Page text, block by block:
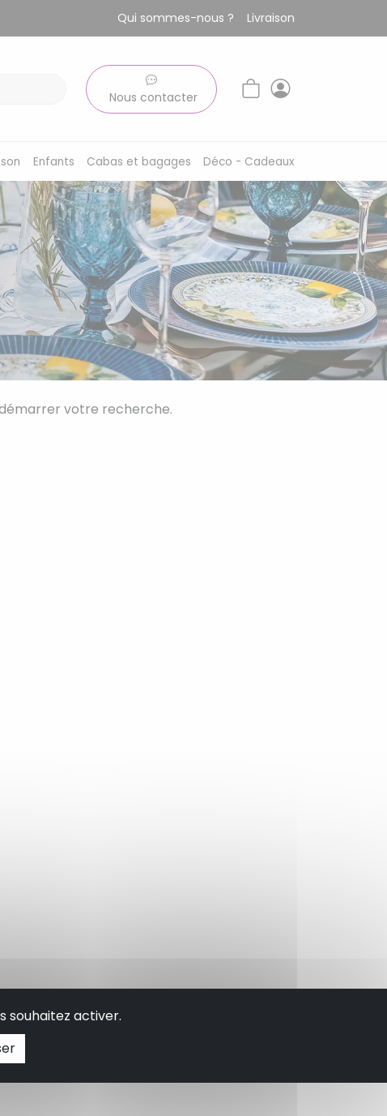
Qui sommes-nous ? Livraison
Nous contacter
Enfants Cabas et bagages Déco - Cadeaux
votre recherche.
souhaitez activer.